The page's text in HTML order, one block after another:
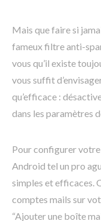
Mais que faire si
fameux filtre anti-
vous qu’il existe
vous suffit
qu’efficace :
dans les paramètres
Pour configurer
Android tel un pro
simples et efficaces.
comptes mails sur
“Ajouter une boîte